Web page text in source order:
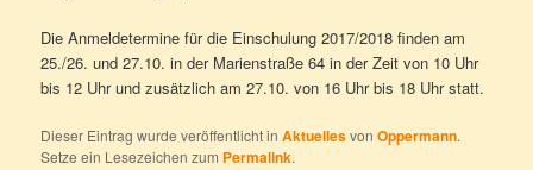
Die Anmeldetermine für die Einschulung 2017/2018 finden am
25./26. und 27.10. in der Marienstraße 64 in der Zeit von 10 Uhr
bis 12 Uhr und zusätzlich am 27.10. von 16 Uhr bis 18 Uhr statt.
Dieser Eintrag wurde veröffentlicht inAktuellesvonOppermann.
Setze ein Lesezeichen zum Permalink.